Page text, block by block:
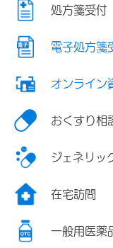
処方箋受付
電子処方箋
オンライン
おくすり相
ジェネリッ
在宅訪問
一般用医薬